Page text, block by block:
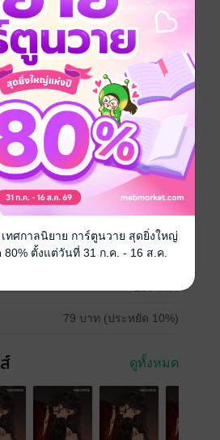
วชสาวแสนเย็นชาได้มาพบกับสาย
กความไม่ลงรอยกลายมาเป็นความ
สาบานว่าจะร่วมกันเปิดเผยความ
ลายปี...
งสือแปล ดรามา
/ นักสืบ
คุณนิติเวชสาวที่รัก
13 มิถุนายน 2568
79 บาท (ประหยัด 10%)
ดูทั้งหมด
เทศกาลนิยาย การ์ตูนวาย สุดยิ่งใหญ่
ตั้งแต่วันที่ 31 ก.ค. - 16 ส.ค.